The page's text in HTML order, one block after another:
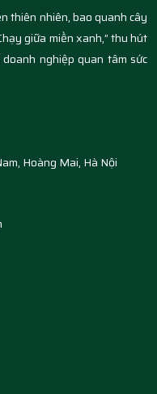
thiên nhiên, bao quanh cây
giữa miền xanh,” thu hút
nghiệp quan tâm sức
Hoàng Mai, Hà Nội